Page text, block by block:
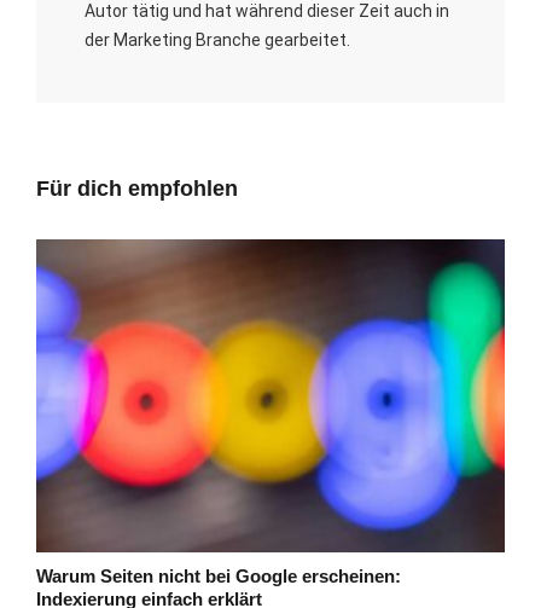
Autor tätig und hat während dieser Zeit auch in
der Marketing Branche gearbeitet.
Für dich empfohlen
Warum Seiten nicht bei Google erscheinen:
Indexierung einfach erklärt